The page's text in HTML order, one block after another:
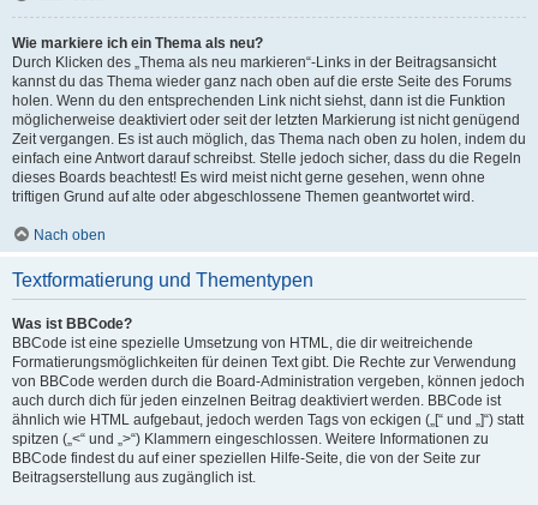
Wie markiere ich ein Thema als neu?
Durch Klicken des „Thema als neu markieren“-Links in der Beitragsansicht
kannst du das Thema wieder ganz nach oben auf die erste Seite des Forums
holen. Wenn du den entsprechenden Link nicht siehst, dann ist die Funktion
möglicherweise deaktiviert oder seit der letzten Markierung ist nicht genügend
Zeit vergangen. Es ist auch möglich, das Thema nach oben zu holen, indem du
einfach eine Antwort darauf schreibst. Stelle jedoch sicher, dass du die Regeln
dieses Boards beachtest! Es wird meist nicht gerne gesehen, wenn ohne
triftigen Grund auf alte oder abgeschlossene Themen geantwortet wird.
Nach oben
Textformatierung und Thementypen
Was ist BBCode?
BBCode ist eine spezielle Umsetzung von HTML, die dir weitreichende
Formatierungsmöglichkeiten für deinen Text gibt. Die Rechte zur Verwendung
von BBCode werden durch die Board-Administration vergeben, können jedoch
auch durch dich für jeden einzelnen Beitrag deaktiviert werden. BBCode ist
ähnlich wie HTML aufgebaut, jedoch werden Tags von eckigen („[“ und „]“) statt
spitzen („<“ und „>“) Klammern eingeschlossen. Weitere Informationen zu
BBCode findest du auf einer speziellen Hilfe-Seite, die von der Seite zur
Beitragserstellung aus zugänglich ist.